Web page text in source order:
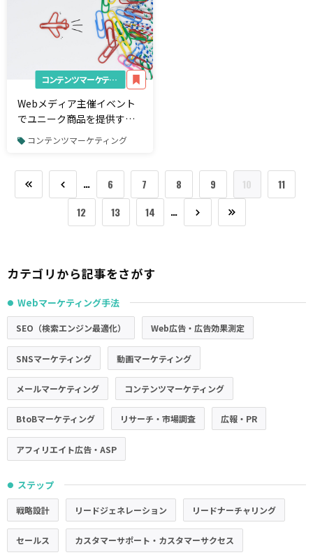
コンテンツマーケティング
Webメディア主催イベント
でユニーク商品を提供する
メリットは？
コンテンツマーケティング
… 6 7 8 9 10
11
12
13 14 …
カテゴリから記事をさがす
● Webマーケティング手法
SEO（検索エンジン最適化） Web広告・広告効果測定
SNSマーケティング 動画マーケティング
メールマーケティング コンテンツマーケティング
BtoBマーケティング リサーチ・市場調査 広報・PR
アフィリエイト広告・ASP
● ステップ
戦略設計 リードジェネレーション リードナーチャリング
セールス カスタマーサポート・カスタマーサクセス